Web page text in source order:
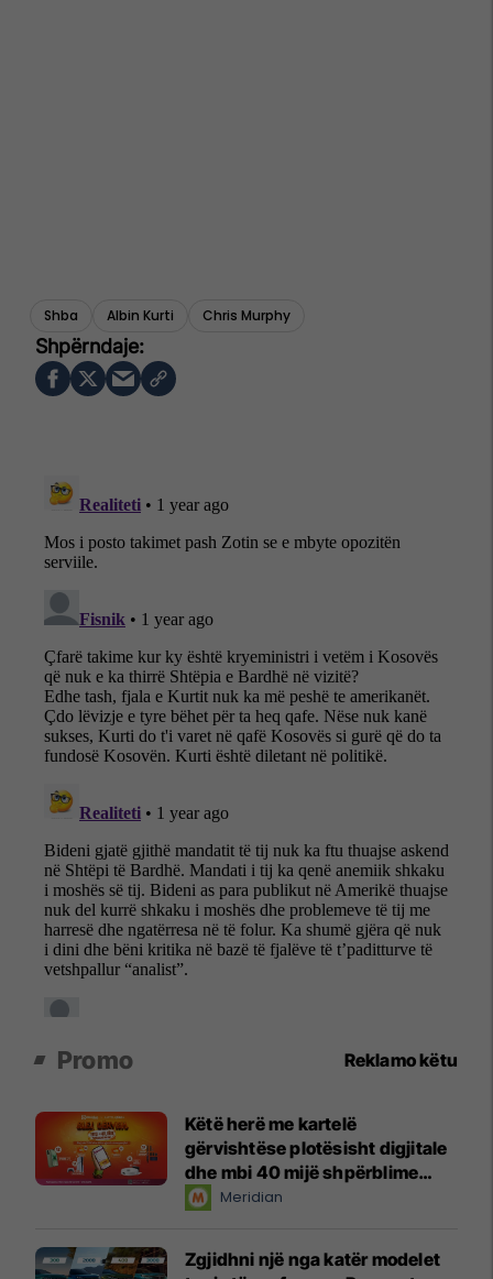
Shba Albin Kurti Chris Murphy
Promo Reklamo këtu
Këtë herë me kartelë
gërvishtëse plotësisht digjitale
dhe mbi 40 mijë shpërblime
instant!Meridian
Zgjidhni një nga katër modelet